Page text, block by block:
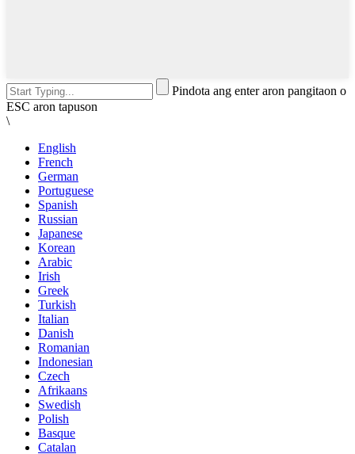
Pindota ang enter aron pangitaon o
ESC aron tapuson
\
English
French
German
Portuguese
Spanish
Russian
Japanese
Korean
Arabic
Irish
Greek
Turkish
Italian
Danish
Romanian
Indonesian
Czech
Afrikaans
Swedish
Polish
Basque
Catalan